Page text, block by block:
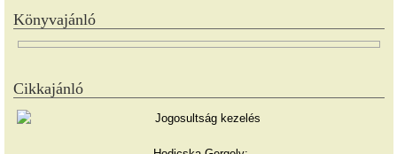
Könyvajánló
Cikkajánló